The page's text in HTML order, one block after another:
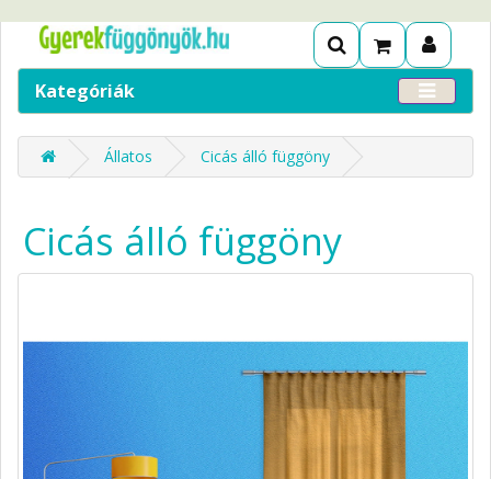
Kategóriák
Állatos Cicás álló függöny
Cicás álló függöny